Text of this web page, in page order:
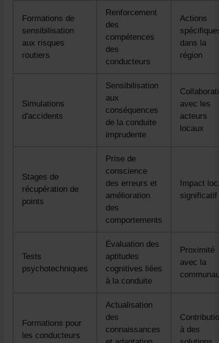
Formations de
sensibilisation
aux risques
routiers
Renforcement
des
compétences
des
conducteurs
Actions
dans la
région
Simulations
d'accidents
Sensibilisation
aux
conséquences
de la conduite
imprudente
avec les
acteurs
locaux
Stages de
récupération de
points
Prise de
conscience
des erreurs et
amélioration
des
comportements
Impact
significatif
Tests
psychotechniques
Évaluation des
aptitudes
cognitives liées
à la conduite
Proximité
avec la
Formations pour
les conducteurs
Actualisation
des
connaissances
à des